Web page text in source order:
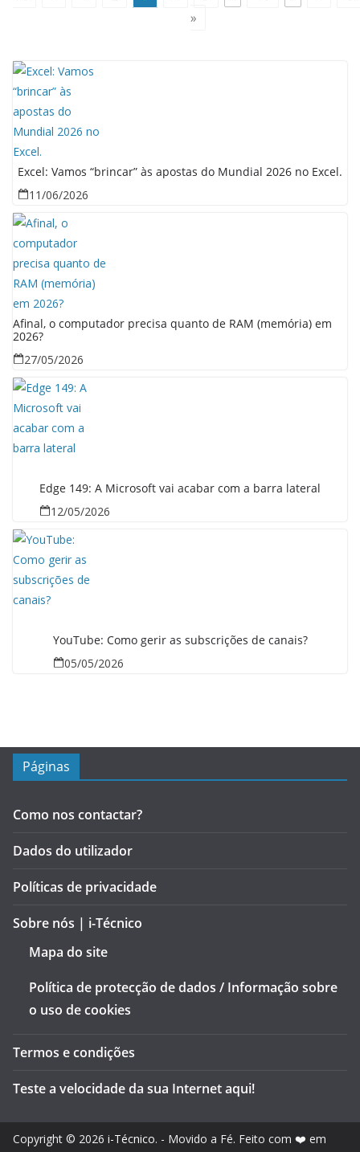
»
Excel: Vamos “brincar” às apostas do Mundial 2026 no Excel.
11/06/2026
Afinal, o computador precisa quanto de RAM (memória) em
2026?
27/05/2026
Edge 149: A Microsoft vai acabar com a barra lateral
12/05/2026
YouTube: Como gerir as subscrições de canais?
05/05/2026
Páginas
Como nos contactar?
Dados do utilizador
Políticas de privacidade
Sobre nós | i-Técnico
Mapa do site
Política de protecção de dados / Informação sobre
o uso de cookies
Termos e condições
Teste a velocidade da sua Internet aqui!
Copyright © 2026 i-Técnico. - Movido a Fé. Feito com ❤️ em